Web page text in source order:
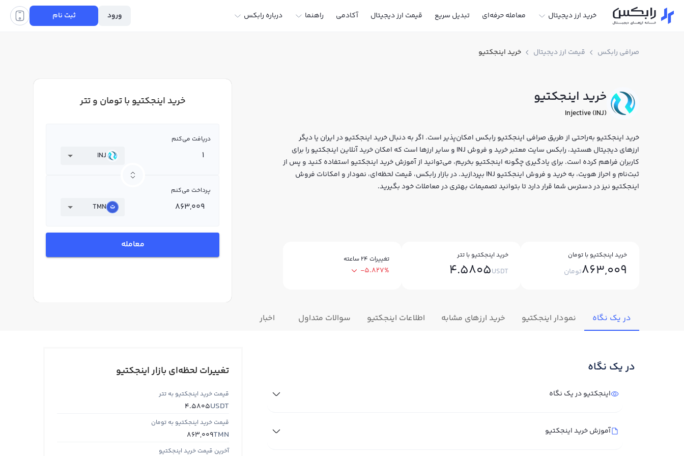
خرید ارز دیجیتال معامله حرفه‌ای تبدیل سریع قیمت ارز دیجیتال آکادمی راهنما درباره رابکس ورود ثبت نام
صرافی رابکس قیمت ارز دیجیتال خرید اینجکتیو
خرید اینجکتیو
Injective (INJ)
خرید اینجکتیو به‌راحتی از طریق صرافی اینجکتیو رابکس امکان‌پذیر است. اگر به دنبال خرید اینجکتیو در ایران یا دیگر
ارزهای دیجیتال هستید، رابکس سایت معتبر خرید و فروش INJ و سایر ارزها است که امکان خرید آنلاین اینجکتیو را برای
کاربران فراهم کرده است. برای یادگیری چگونه اینجکتیو بخریم، می‌توانید از آموزش خرید اینجکتیو استفاده کنید و پس از
ثبت‌نام و احراز هویت، به خرید و فروش اینجکتیو INJ بپردازید. در بازار رابکس، قیمت لحظه‌ای، نمودار و امکانات فروش
اینجکتیو نیز در دسترس شما قرار دارد تا بتوانید تصمیمات بهتری در معاملات خود بگیرید.
خرید اینجکتیو با تومان
863,009تومان
خرید اینجکتیو با تتر
4.5805USDT
تغییرات ۲۴ ساعته
-5.827%
خرید اینجکتیو با تومان و تتر
دریافت می‌کنم
INJ
پرداخت می‌کنم
TMN
معامله
در یک نگاه نمودار اینجکتیو خرید ارزهای مشابه اطلاعات اینجکتیو سوالات متداول اخبار
در یک نگاه
اینجکتیو در یک نگاه
آموزش خرید اینجکتیو
تغییرات لحظه‌ای بازار اینجکتیو
قیمت خرید اینجکتیو به تتر
USDT
4.5805
قیمت خرید اینجکتیو به تومان
TMN
863,009
آخرین قیمت خرید اینجکتیو